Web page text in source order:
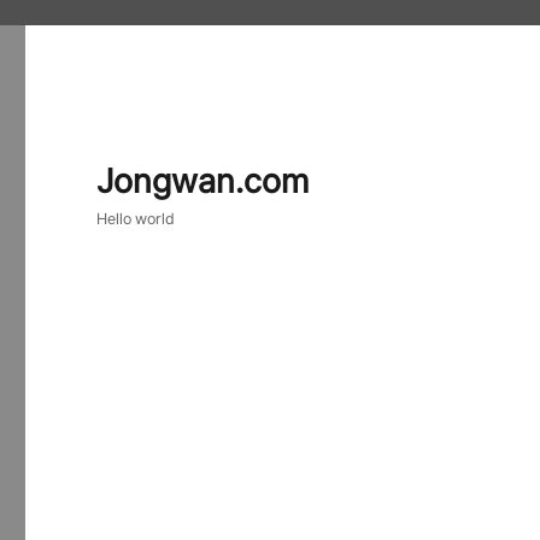
Jongwan.com
Hello world